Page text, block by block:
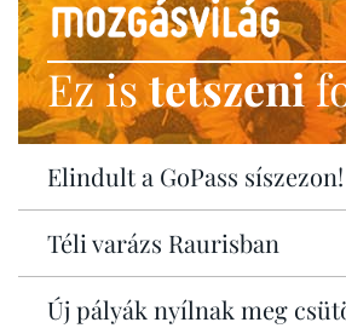
Ez istetszeni
Elindult a GoPass síszezon!
Téli varázs Raurisban
Új pályák nyílnak meg